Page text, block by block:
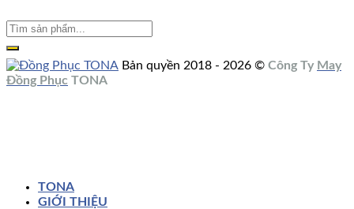
Bản quyền 2018 - 2026 © Công Ty May
Đồng Phục TONA
TONA
GIỚI THIỆU